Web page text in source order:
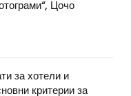
Цочо
за хотели и
критерии за